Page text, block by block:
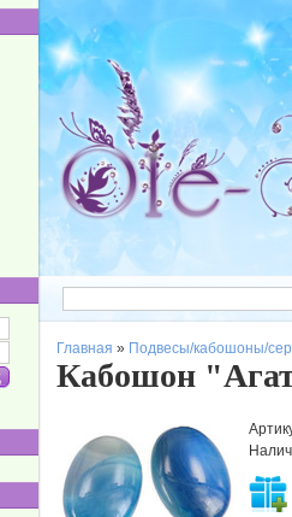
Главная » Подвесы/кабошоны/
Кабошон